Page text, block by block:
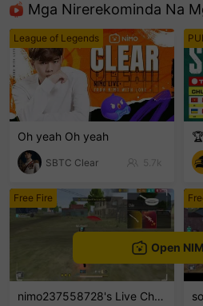
Mga Nirerekominda Na
League of Legends
Oh yeah Oh yeah
SBTC Clear 5.7k
Free Fire
nimo237558728's Live Channel
Open